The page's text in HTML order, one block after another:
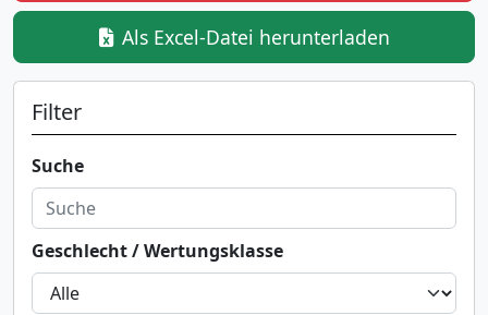
Als Excel-Datei herunterladen
Filter
Suche
Geschlecht / Wertungsklasse